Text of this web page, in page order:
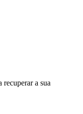
recuperar a sua